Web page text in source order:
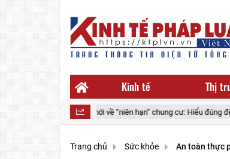
Kinh tế Thị
Quy định mới về “niên hạn” chung cư: Hiểu đúng để không
Trang chủ Sức khỏe An toàn thực